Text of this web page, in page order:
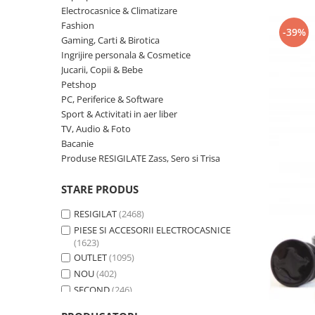
Curatenie si intretinere
Decoratiuni
Hobby-uri creative
Iluminat & Electrice
Kit-uri automatizari porti si usi
Mobila dormitor
Mobila gradina & terasa
Mobila Living & Dining
Scule electrice si unelte
Silicon, spume si solutii tehnice
Sisteme Incalzire
Textile si covoare
Electrocasnice & Climatizare
Fashion
Gaming, Carti & Birotica
Ingrijire personala & Cosmetice
Jucarii, Copii & Bebe
Petshop
PC, Periferice & Software
Sport & Activitati in aer liber
TV, Audio & Foto
Bacanie
Produse RESIGILATE Zass, Sero si Trisa
STARE PRODUS
RESIGILAT(2468)
PIESE SI ACCESORII ELECTROCASNICE
(1623)
OUTLET(1095)
NOU(402)
SECOND(246)
-39%